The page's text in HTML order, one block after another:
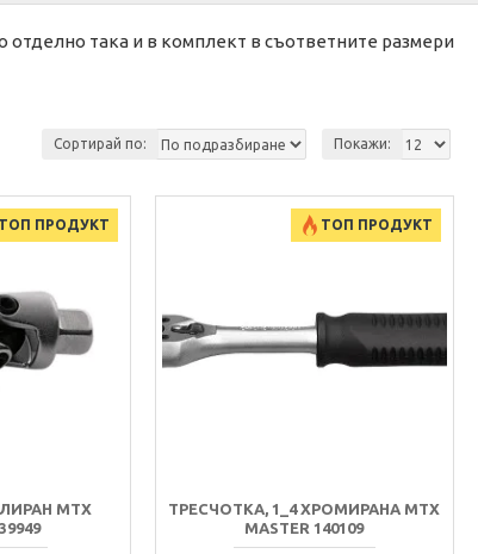
така и в комплект в съответните размери
Сортирай по: Покажи:
ТОП ПРОДУКТ
MTX
ТОП ПРОДУКТ
ТРЕСЧОТКА, 1_4 ХРОМИРАНА MTX
MASTER 140109